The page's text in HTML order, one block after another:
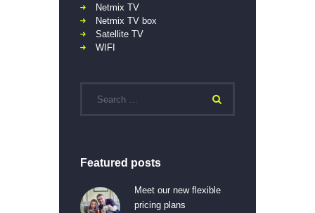
Netmix TV
Netmix TV box
Satellite TV
WIFI
Featured posts
Meet our new flexible
pricing plans